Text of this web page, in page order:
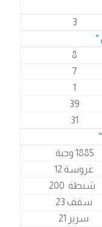
3
8
7
1
39
31
1885 وجبة
عروسة 12
شنطة 200
سقف 23
سرير 21